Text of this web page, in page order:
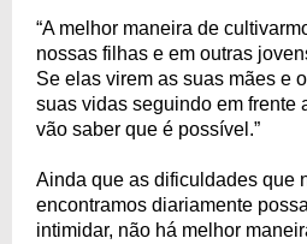
“A melhor maneira de
nossas filhas e em outras
Se elas virem as suas mães e
suas vidas seguindo em frente
vão saber que é possível.”
Ainda que as dificuldades que
encontramos diariamente
intimidar, não há melhor